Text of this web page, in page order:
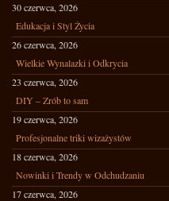
30 czerwca, 2026
Edukacja i Styl Życia
26 czerwca, 2026
Wielkie Wynalazki i Odkrycia
23 czerwca, 2026
DIY – Zrób to sam
19 czerwca, 2026
Profesjonalne triki wizażystów
18 czerwca, 2026
Nowinki i Trendy w Odchudzaniu
17 czerwca, 2026